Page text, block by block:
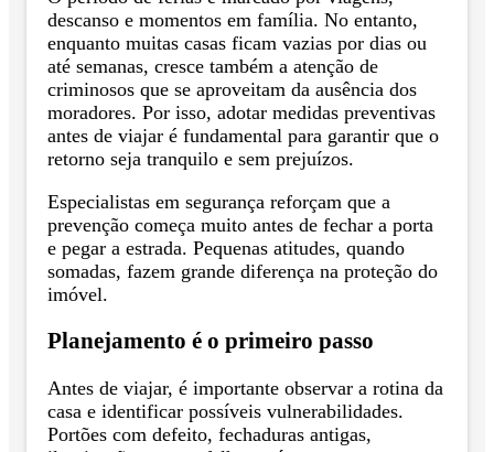
descanso e momentos em família. No entanto,
enquanto muitas casas ficam vazias por dias ou
até semanas, cresce também a atenção de
criminosos que se aproveitam da ausência dos
moradores. Por isso, adotar medidas preventivas
antes de viajar é fundamental para garantir que o
retorno seja tranquilo e sem prejuízos.
Especialistas em segurança reforçam que a
prevenção começa muito antes de fechar a porta
e pegar a estrada. Pequenas atitudes, quando
somadas, fazem grande diferença na proteção do
imóvel.
Planejamento é o primeiro passo
Antes de viajar, é importante observar a rotina da
casa e identificar possíveis vulnerabilidades.
Portões com defeito, fechaduras antigas,